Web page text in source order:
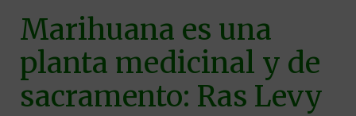
Marihuana es una
planta medicinal y de
sacramento: Ras Levy